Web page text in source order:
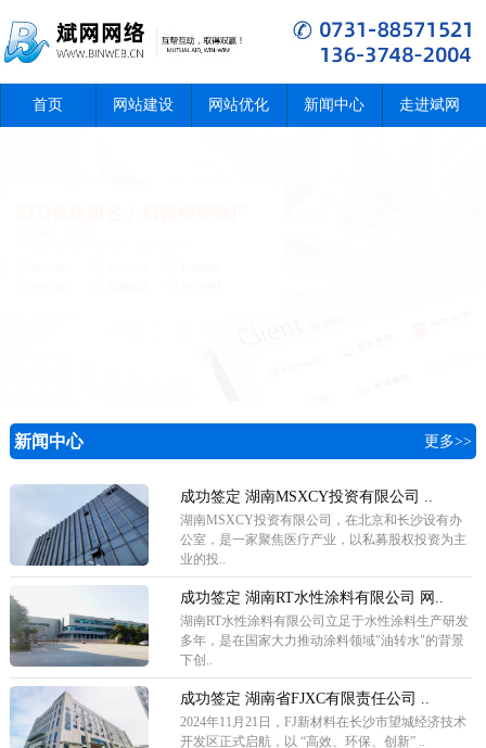
首页 网站建设 网站优化 新闻中心 走进斌网
新闻中心 更多>>
成功签定 湖南MSXCY投资有限公司 ..
湖南MSXCY投资有限公司，在北京和长沙设有办
公室，是一家聚焦医疗产业，以私募股权投资为主
业的投..
成功签定 湖南RT水性涂料有限公司 网..
湖南RT水性涂料有限公司立足于水性涂料生产研发
多年，是在国家大力推动涂料领域"油转水"的背景
下创..
成功签定 湖南省FJXC有限责任公司 ..
2024年11月21日，FJ新材料在长沙市望城经济技术
开发区正式启航，以 “高效、环保、创新” ..